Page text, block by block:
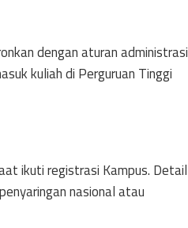
dengan aturan administrasi
kuliah di Perguruan Tinggi
ikuti registrasi Kampus. Detail
nasional atau